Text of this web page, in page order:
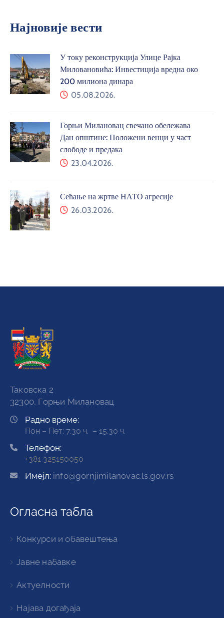
Најновије вести
У току реконструкција Улице Рајка
Миловановића: Инвестиција вредна око
200 милиона динара
05.08.2026.
Горњи Милановац свечано обележава
Дан општине: Положени венци у част
слободе и предака
23.04.2026.
Сећање на жртве НАТО агресије
26.03.2026.
Таковска 2
32300, Горњи Милановац
Радно време:
Пон – Пет: 7.30 ч. – 15.30 ч.
Телефон:
+381 325150050
Имејл: info@gornjimilanovac.ls.gov.rs
Огласна табла
Конкурси и обавештења
Јавне набавке
Актуелности
Најава догађаја